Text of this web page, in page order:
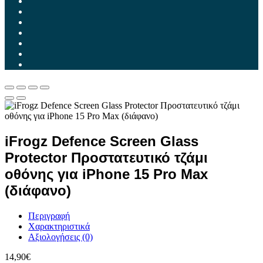
iFrogz Defence Screen Glass
Protector Προστατευτικό τζάμι
οθόνης για iPhone 15 Pro Max
(διάφανο)
Περιγραφή
Χαρακτηριστικά
Αξιολογήσεις (0)
14,90€